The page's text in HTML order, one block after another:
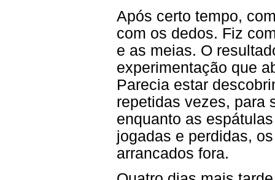
Após certo tempo,
com os dedos. Fiz
e as meias. O
experimentação que
Parecia estar
repetidas vezes, para
enquanto as
jogadas e perdidas,
arrancados fora.